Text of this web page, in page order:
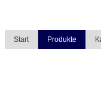
Start Produkte